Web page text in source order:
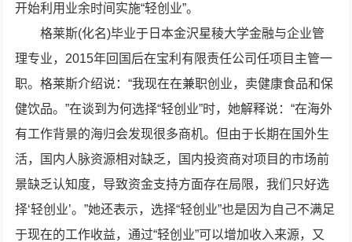
开始利用业余时间实施“轻创业”。
格莱斯(化名)毕业于日本金沢星稜大学金融与企业管
理专业，2015年回国后在宝利有限责任公司任项目主管一
职。格莱斯介绍说：“我现在在兼职创业，卖健康食品和保
健饮品。”在谈到为何选择“轻创业”时，她解释说：“在海外
有工作背景的海归会发现很多商机。但由于长期在国外生
活，国内人脉资源相对缺乏，国内投资商对项目的市场前
景缺乏认知度，导致资金支持方面存在局限，我们只好选
择‘轻创业’。”她还表示，选择“轻创业”也是因为自己不满足
于现在的工作收益，通过“轻创业”可以增加收入来源，又